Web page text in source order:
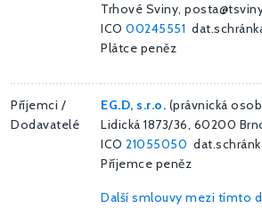
Trhové Sviny,
ICO 00245551
Plátce peněz
Příjemci /
Dodavatelé
EG.D, s.r.o. (právnická
Lidická 1873/36, 60200
ICO 21055050
Příjemce peněz
Další smlouvy mezi tímto